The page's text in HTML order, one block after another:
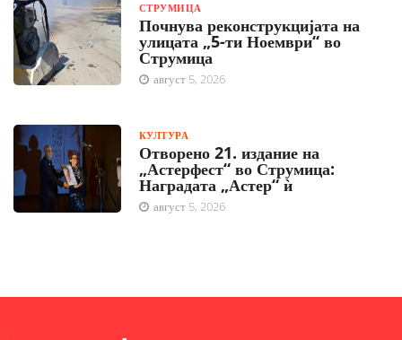
СТРУМИЦА
Почнува реконструкцијата на
улицата „5-ти Ноември“ во
Струмица
август 5, 2026
КУЛТУРА
Отворено 21. издание на
„Астерфест“ во Струмица:
Наградата „Астер“ ѝ
август 5, 2026